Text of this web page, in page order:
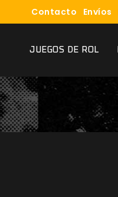
Contacto Envíos
JUEGOS DE ROL